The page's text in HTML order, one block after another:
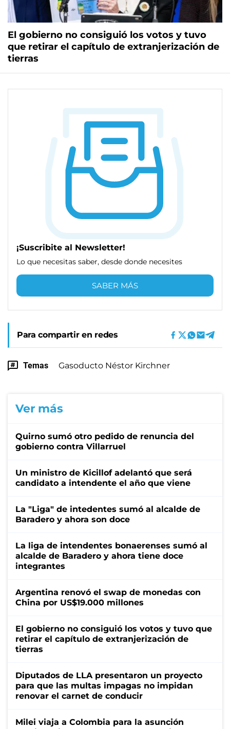
El gobierno no consiguió los votos y tuvo
que retirar el capítulo de extranjerización de
tierras
¡Suscribite al Newsletter!
Lo que necesitas saber, desde donde necesites
SABER MÁS
Para compartir en redes
Temas Gasoducto Néstor Kirchner
Ver más
Quirno sumó otro pedido de renuncia del
gobierno contra Villarruel
Un ministro de Kicillof adelantó que será
candidato a intendente el año que viene
La "Liga" de intedentes sumó al alcalde de
Baradero y ahora son doce
La liga de intendentes bonaerenses sumó al
alcalde de Baradero y ahora tiene doce
integrantes
Argentina renovó el swap de monedas con
China por US$19.000 millones
El gobierno no consiguió los votos y tuvo que
retirar el capítulo de extranjerización de
tierras
Diputados de LLA presentaron un proyecto
para que las multas impagas no impidan
renovar el carnet de conducir
Milei viaja a Colombia para la asunción